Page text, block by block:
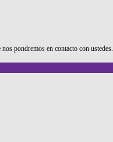
pondremos en contacto con ustedes.